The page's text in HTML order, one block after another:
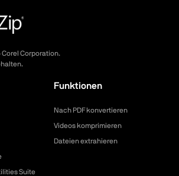
Corel Corporation.
Suite
Funktionen
Nach PDF konvertieren
Videos komprimieren
Dateien extrahieren